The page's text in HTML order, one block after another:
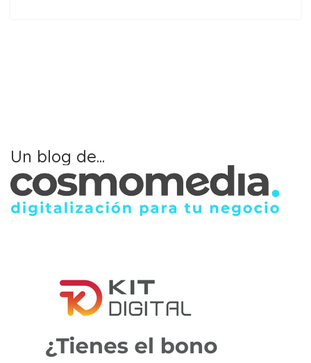
Un blog de...